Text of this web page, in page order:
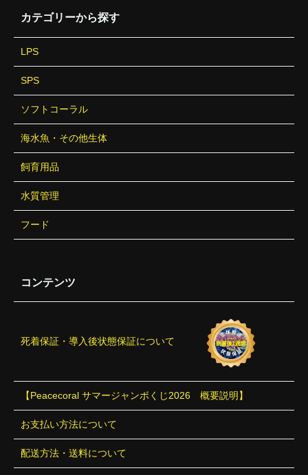
カテゴリーから探す
LPS
SPS
ソフトコーラル
海水魚・その他生体
飼育用品
水質管理
フード
コンテンツ
死着保証・導入後状態保証について
【Peacecoral サマージャンボくじ2026 概要説明】
お支払い方法について
配送方法・送料について